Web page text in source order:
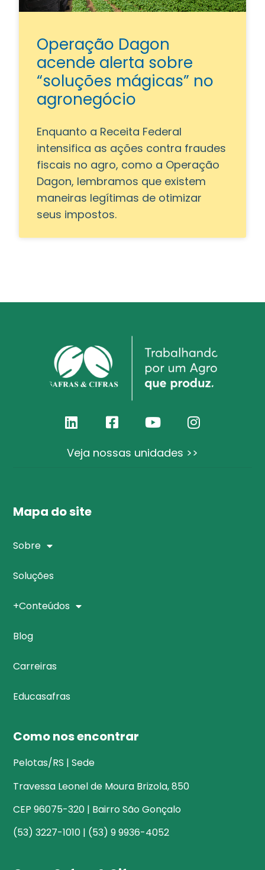
Operação Dagon
acende alerta sobre
“soluções mágicas” no
agronegócio
Enquanto a Receita Federal
intensifica as ações contra fraudes
fiscais no agro, como a Operação
Dagon, lembramos que existem
maneiras legítimas de otimizar
seus impostos.
Veja nossas unidades >>
Mapa do site
Sobre
Soluções
+Conteúdos
Blog
Carreiras
Educasafras
Como nos encontrar
Pelotas/RS | Sede
Travessa Leonel de Moura Brizola, 850
CEP 96075-320 | Bairro São Gonçalo
(53) 3227-1010 | (53) 9 9936-4052